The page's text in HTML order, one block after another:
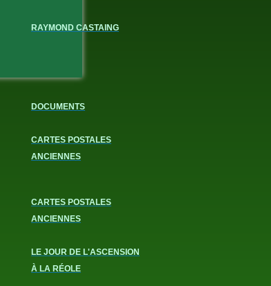
RAYMOND CASTAING
DOCUMENTS
CARTES POSTALES
ANCIENNES
CARTES POSTALES
ANCIENNES
LE JOUR DE L'ASCENSION
À LA RÉOLE